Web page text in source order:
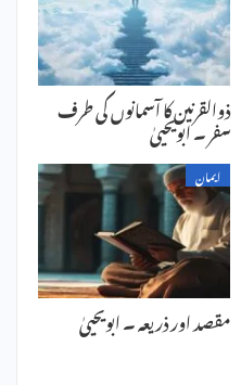
ذوالقرنین کا آسمانوں کی طرف
سفر ۔ ابویحییٰ
ایمان
مقصد اور ذریعہ ۔ ابویحییٰ